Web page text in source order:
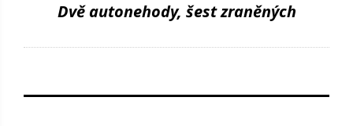
Dvě autonehody, šest zraněných